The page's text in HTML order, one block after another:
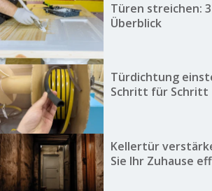
Türen streichen:
Überblick
Türdichtung
Schritt für Schritt
Kellertür
Sie Ihr Zuhause